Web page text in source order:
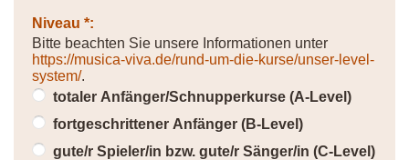
Niveau *:
Bitte beachten Sie unsere Informationen unter
https://musica-viva.de/rund-um-die-kurse/unser-level-
system/.
totaler Anfänger/Schnupperkurse (A-Level)
fortgeschrittener Anfänger (B-Level)
gute/r Spieler/in bzw. gute/r Sänger/in (C-Level)